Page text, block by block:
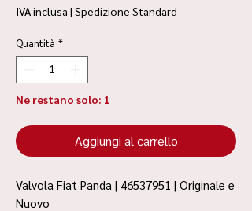
IVA inclusa | Spedizione Standard
Quantità *
Ne restano solo: 1
Aggiungi al carrello
Valvola Fiat Panda | 46537951 | Originale e
Nuovo